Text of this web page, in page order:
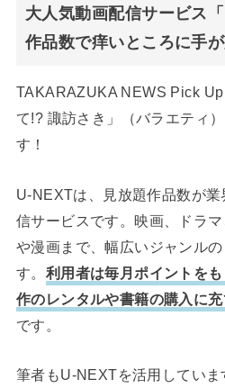
大人気動画配信サービス
作品数で痒いところに手が
TAKARAZUKA NEWS Pick
て!? 諏訪さき」（バラエティ
す！
U-NEXTは、見放題作品数が
信サービスです。映画、ドラ
や漫画まで、幅広いジャンル
す。 利用者は毎月ポイントを
作のレンタルや書籍の購入に充
です。
筆者もU-NEXTを活用していま